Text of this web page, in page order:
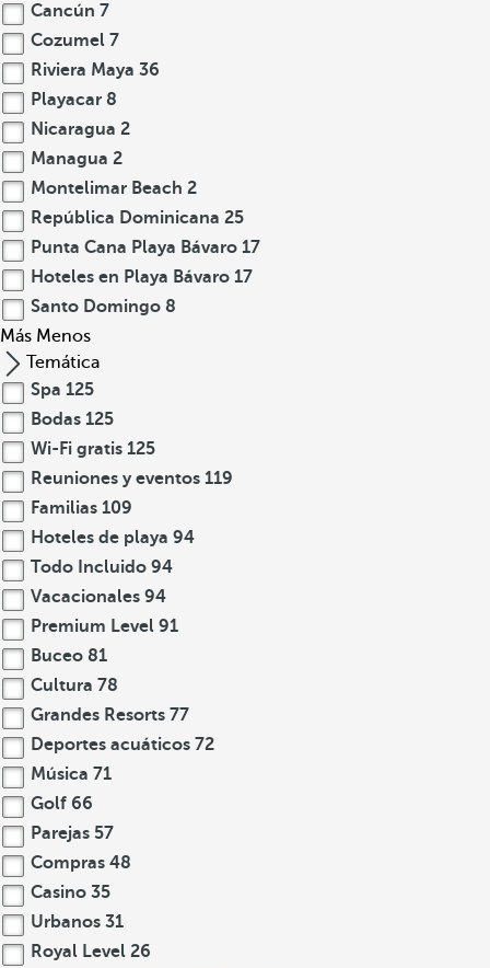
Cancún 7
Cozumel 7
Riviera Maya 36
Playacar 8
Nicaragua 2
Managua 2
Montelimar Beach 2
República Dominicana 25
Punta Cana Playa Bávaro 17
Hoteles en Playa Bávaro 17
Santo Domingo 8
Más Menos
Temática
Spa 125
Bodas 125
Wi-Fi gratis 125
Reuniones y eventos 119
Familias 109
Hoteles de playa 94
Todo Incluido 94
Vacacionales 94
Premium Level 91
Buceo 81
Cultura 78
Grandes Resorts 77
Deportes acuáticos 72
Música 71
Golf 66
Parejas 57
Compras 48
Casino 35
Urbanos 31
Royal Level 26